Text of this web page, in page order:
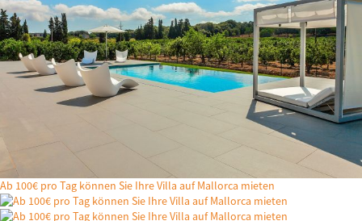
Ab 100€ pro Tag können Sie Ihre Villa auf Mallorca mieten